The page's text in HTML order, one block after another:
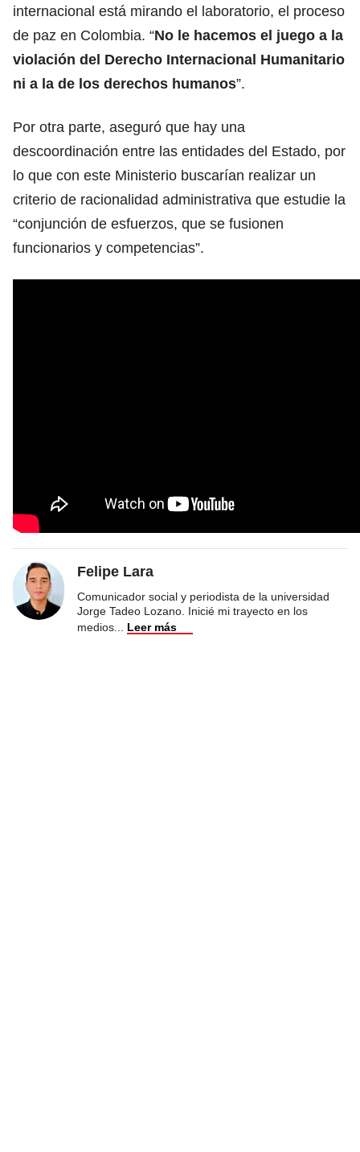
internacional está mirando el laboratorio, el proceso
de paz en Colombia. “No le hacemos el juego a la
violación del Derecho Internacional Humanitario
ni a la de los derechos humanos”.
Por otra parte, aseguró que hay una
descoordinación entre las entidades del Estado, por
lo que con este Ministerio buscarían realizar un
criterio de racionalidad administrativa que estudie la
“conjunción de esfuerzos, que se fusionen
funcionarios y competencias”.
Felipe Lara
Comunicador social y periodista de la universidad
Jorge Tadeo Lozano. Inicié mi trayecto en los
medios
Leer más